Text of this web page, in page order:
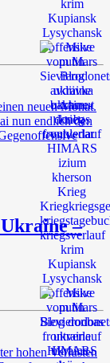
neuen Monat.
nun endlich den
–
hohen Verlusten